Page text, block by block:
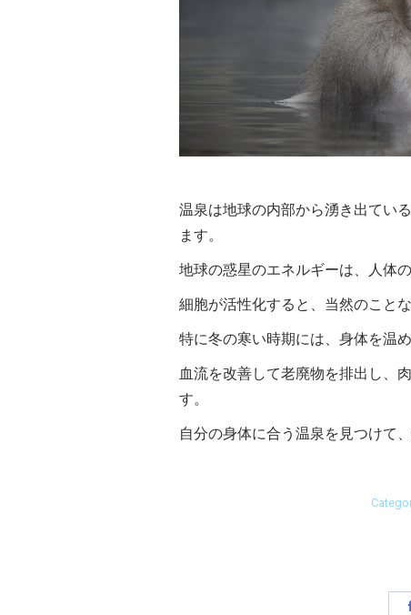
温泉は地球の内部から湧き出てい
ます。
地球の惑星のエネルギーは、人体
細胞が活性化すると、当然のこと
特に冬の寒い時期には、身体を温
血流を改善して老廃物を排出し、
す。
自分の身体に合う温泉を見つけて